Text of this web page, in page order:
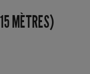
MÈTRES)